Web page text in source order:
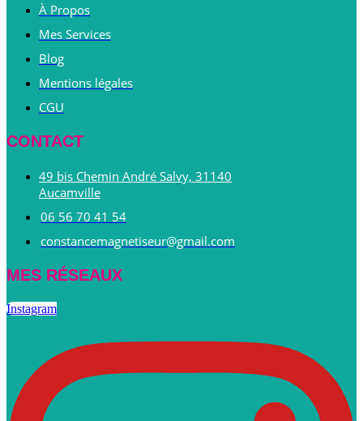
À Propos
Mes Services
Blog
Mentions légales
CGU
CONTACT
49 bis Chemin André Salvy, 31140
Aucamville
06 56 70 41 54
constancemagnetiseur@gmail.com
MES RÉSEAUX
Instagram